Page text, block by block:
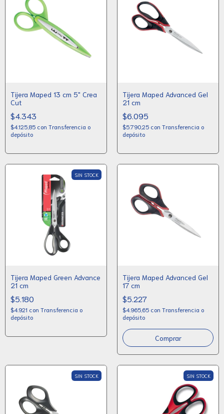
Tijera Maped 13 cm 5" Crea
Cut
$4.343
$4.125,85 con Transferencia o
depósito
Tijera Maped Advanced Gel
21 cm
$6.095
$5.790,25 con Transferencia o
depósito
SIN STOCK
Tijera Maped Green Advance
21 cm
$5.180
$4.921 con Transferencia o
depósito
Tijera Maped Advanced Gel
17 cm
$5.227
$4.965,65 con Transferencia o
depósito
SIN STOCK SIN STOCK